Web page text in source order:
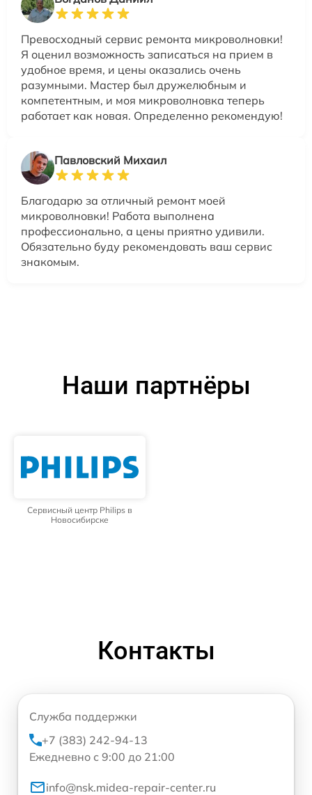
Превосходный сервис ремонта микроволновки!
Я оценил возможность записаться на прием в
удобное время, и цены оказались очень
разумными. Мастер был дружелюбным и
компетентным, и моя микроволновка теперь
работает как новая. Определенно рекомендую!
Павловский Михаил
Благодарю за отличный ремонт моей
микроволновки! Работа выполнена
профессионально, а цены приятно удивили.
Обязательно буду рекомендовать ваш сервис
знакомым.
Наши партнёры
Сервисный центр Philips в
Новосибирске
Контакты
Служба поддержки
+7 (383) 242-94-13
Ежедневно с 9:00 до 21:00
info@nsk.midea-repair-center.ru